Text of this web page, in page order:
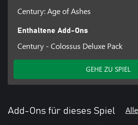
Century: Age of Ashes
Enthaltene Add-Ons
Century - Colossus Deluxe Pack
GEHE ZU SPIEL
Add-Ons für dieses Spiel